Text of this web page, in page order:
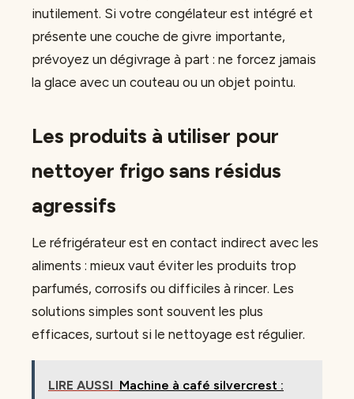
inutilement. Si votre congélateur est intégré et
présente une couche de givre importante,
prévoyez un dégivrage à part : ne forcez jamais
la glace avec un couteau ou un objet pointu.
Les produits à utiliser pour
nettoyer frigo sans résidus
agressifs
Le réfrigérateur est en contact indirect avec les
aliments : mieux vaut éviter les produits trop
parfumés, corrosifs ou difficiles à rincer. Les
solutions simples sont souvent les plus
efficaces, surtout si le nettoyage est régulier.
LIRE AUSSI Machine à café silvercrest :